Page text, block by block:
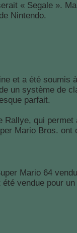
« Segale ».
Nintendo.
et a été
un système
parfait.
qui
Mario Bros. ont
Mario 64
vendue pour